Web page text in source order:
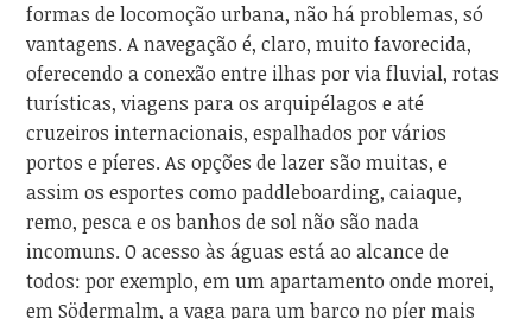
formas de locomoção urbana, não há problemas, só
vantagens. A navegação é, claro, muito favorecida,
oferecendo a conexão entre ilhas por via fluvial, rotas
turísticas, viagens para os arquipélagos e até
cruzeiros internacionais, espalhados por vários
portos e píeres. As opções de lazer são muitas, e
assim os esportes como paddleboarding, caiaque,
remo, pesca e os banhos de sol não são nada
incomuns. O acesso às águas está ao alcance de
todos: por exemplo, em um apartamento onde morei,
em Södermalm, a vaga para um barco no píer mais